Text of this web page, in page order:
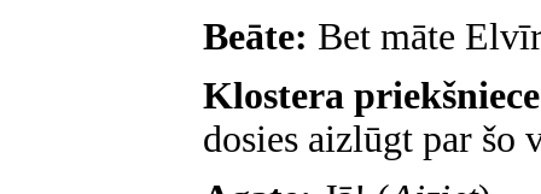
Beāte: Bet māte
Klostera
dosies aizlūgt par šo